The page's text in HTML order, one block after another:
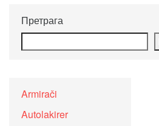
Претрага
Armirači
Autolakirer